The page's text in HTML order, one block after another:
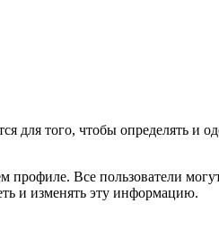
для того, чтобы определять и
Все пользователи
и изменять эту информацию.